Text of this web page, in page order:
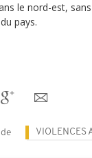
le nord-est,
pays.
VIOLENCES